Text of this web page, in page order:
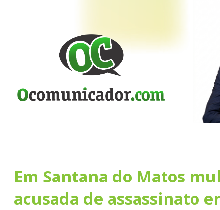
Em Santana do Matos
acusada de assassinato